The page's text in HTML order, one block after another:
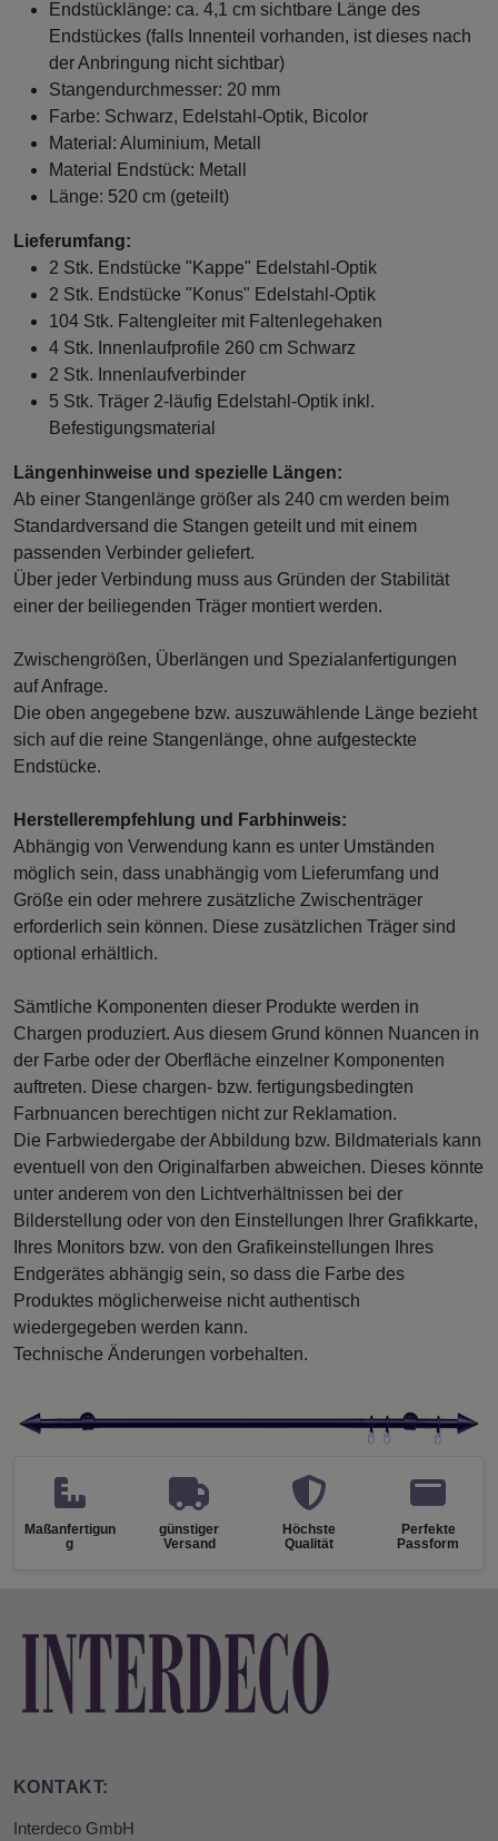
Endstücklänge: ca. 4,1 cm sichtbare Länge des
Endstückes (falls Innenteil vorhanden, ist dieses nach
der Anbringung nicht sichtbar)
Stangendurchmesser: 20 mm
Farbe: Schwarz, Edelstahl-Optik, Bicolor
Material: Aluminium, Metall
Material Endstück: Metall
Länge: 520 cm (geteilt)
Lieferumfang:
2 Stk. Endstücke "Kappe" Edelstahl-Optik
2 Stk. Endstücke "Konus" Edelstahl-Optik
104 Stk. Faltengleiter mit Faltenlegehaken
4 Stk. Innenlaufprofile 260 cm Schwarz
2 Stk. Innenlaufverbinder
5 Stk. Träger 2-läufig Edelstahl-Optik inkl.
Befestigungsmaterial
Längenhinweise und spezielle Längen:
Ab einer Stangenlänge größer als 240 cm werden beim
Standardversand die Stangen geteilt und mit einem
passenden Verbinder geliefert.
Über jeder Verbindung muss aus Gründen der Stabilität
einer der beiliegenden Träger montiert werden.
Zwischengrößen, Überlängen und Spezialanfertigungen
auf Anfrage.
Die oben angegebene bzw. auszuwählende Länge bezieht
sich auf die reine Stangenlänge, ohne aufgesteckte
Endstücke.
Herstellerempfehlung und Farbhinweis:
Abhängig von Verwendung kann es unter Umständen
möglich sein, dass unabhängig vom Lieferumfang und
Größe ein oder mehrere zusätzliche Zwischenträger
erforderlich sein können. Diese zusätzlichen Träger sind
optional erhältlich.
Sämtliche Komponenten dieser Produkte werden in
Chargen produziert. Aus diesem Grund können Nuancen in
der Farbe oder der Oberfläche einzelner Komponenten
auftreten. Diese chargen- bzw. fertigungsbedingten
Farbnuancen berechtigen nicht zur Reklamation.
Die Farbwiedergabe der Abbildung bzw. Bildmaterials kann
eventuell von den Originalfarben abweichen. Dieses könnte
unter anderem von den Lichtverhältnissen bei der
Bilderstellung oder von den Einstellungen Ihrer Grafikkarte,
Ihres Monitors bzw. von den Grafikeinstellungen Ihres
Endgerätes abhängig sein, so dass die Farbe des
Produktes möglicherweise nicht authentisch
wiedergegeben werden kann.
Technische Änderungen vorbehalten.
Maßanfertigun
g
günstiger
Versand
Höchste
Qualität
Perfekte
Passform
KONTAKT:
Interdeco GmbH